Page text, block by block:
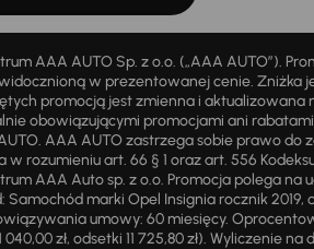
AAA AUTO Sp. z o.o. („AAA AUTO”).
w prezentowanej cenie. Zniżka
promocją jest zmienna i
obowiązującymi promocjami ani
AAA AUTO zastrzega sobie prawo
rozumieniu art. 66 § 1 oraz art. 556
AAA Auto sp. z o.o. Promocja polega na
marki Opel Insignia rocznik 2019,
umowy: 60 miesięcy.
zł, odsetki 11 725,80 zł). Wyliczenie